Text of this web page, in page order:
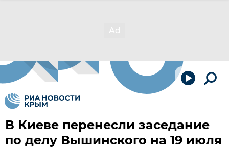
В Киеве перенесли заседание
по делу Вышинского на 19 июля